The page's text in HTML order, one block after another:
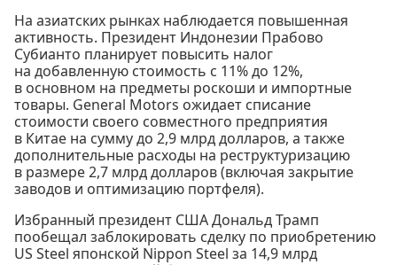
На азиатских рынках наблюдается повышенная
активность. Президент Индонезии Прабово
Субианто планирует повысить налог
на добавленную стоимость с 11% до 12%,
в основном на предметы роскоши и импортные
товары. General Motors ожидает списание
стоимости своего совместного предприятия
в Китае на сумму до 2,9 млрд долларов, а также
дополнительные расходы на реструктуризацию
в размере 2,7 млрд долларов (включая закрытие
заводов и оптимизацию портфеля).
Избранный президент США Дональд Трамп
пообещал заблокировать сделку по приобретению
US Steel японской Nippon Steel за 14,9 млрд